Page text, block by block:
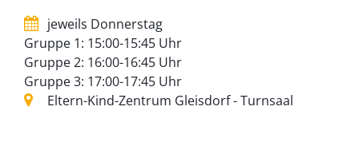
jeweils Donnerstag
Gruppe 1: 15:00-15:45 Uhr
Gruppe 2: 16:00-16:45 Uhr
Gruppe 3: 17:00-17:45 Uhr
Eltern-Kind-Zentrum Gleisdorf - Turnsaal